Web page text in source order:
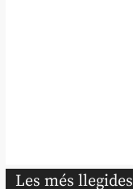
Les més llegides